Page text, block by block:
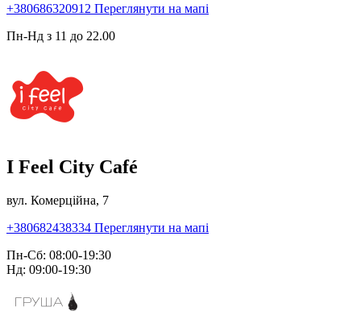
+380686320912 Переглянути на мапі
Пн-Нд з 11 до 22.00
I Feel City Café
вул. Комерційна, 7
+380682438334 Переглянути на мапі
Пн-Сб: 08:00-19:30
Нд: 09:00-19:30